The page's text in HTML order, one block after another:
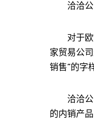
洽洽公
对于欧凯
家贸易公
销售”的字
洽洽公司
的内销产